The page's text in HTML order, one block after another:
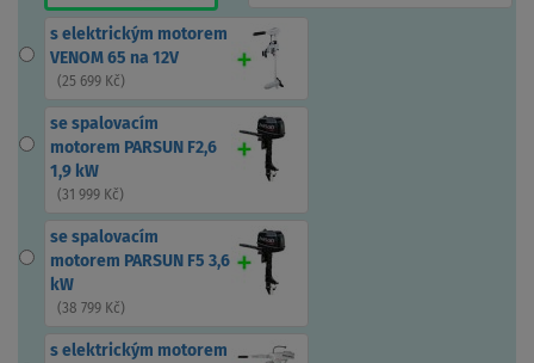
s elektrickým motorem
VENOM 65 na 12V
(25 699 Kč)
se spalovacím
motorem PARSUN F2,6
1,9 kW
(31 999 Kč)
se spalovacím
motorem PARSUN F5 3,6
kW
(38 799 Kč)
s elektrickým motorem